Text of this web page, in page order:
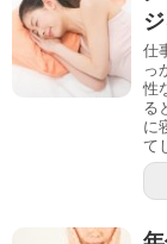
仕
っ
性
る
に
て